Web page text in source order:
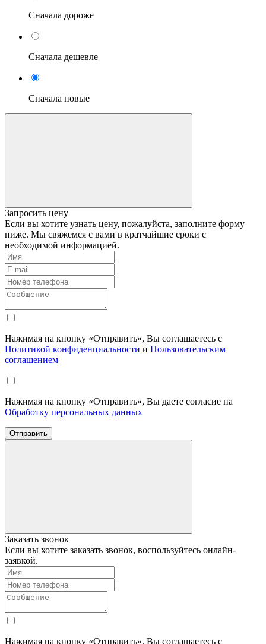
Сначала дороже
Сначала дешевле
Сначала новые
Запросить цену
Если вы хотите узнать цену, пожалуйста, заполните форму
ниже. Мы свяжемся с вами в кратчайшие сроки с
необходимой информацией.
Нажимая на кнопку «Отправить», Вы соглашаетесь с
Политикой конфиденциальности и Пользовательским
соглашением
Нажимая на кнопку «Отправить», Вы даете согласие на
Обработку персональных данных
Отправить
Заказать звонок
Если вы хотите заказать звонок, воспользуйтесь онлайн-
заявкой.
Нажимая на кнопку «Отправить», Вы соглашаетесь с